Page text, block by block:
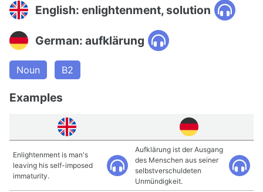
English: enlightenment, solution
German: aufklärung
Noun B2
Examples
Enlightenment is man's
leaving his self-imposed
immaturity.
Aufklärung ist der Ausgang
des Menschen aus seiner
selbstverschuldeten
Unmündigkeit.